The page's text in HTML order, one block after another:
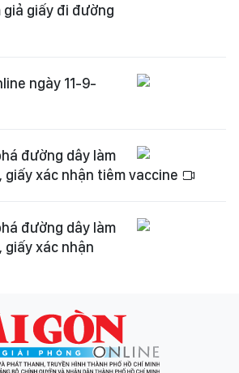
giả giấy đi đường
ngày 11-9-
đường dây làm
giấy xác nhận tiêm vaccine
đường dây làm
giấy xác nhận